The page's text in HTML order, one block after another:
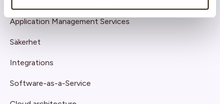
Application Management Services
Säkerhet
Integrations
Software-as-a-Service